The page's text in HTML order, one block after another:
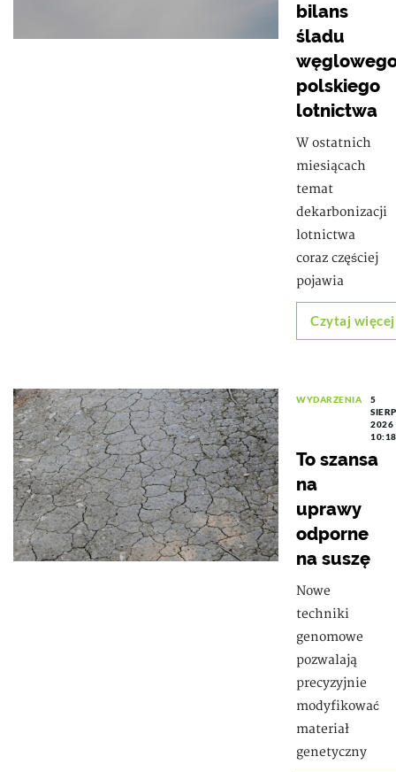
bilans
śladu
polskiego
lotnictwa
W ostatnich
miesiącach
temat
dekarbonizacji
lotnictwa
coraz częściej
pojawia
Czytaj więcej
WYDARZENIA
5
2026
10:18
To szansa
na
uprawy
odporne
na suszę
Nowe
techniki
genomowe
pozwalają
precyzyjnie
modyfikować
materiał
genetyczny